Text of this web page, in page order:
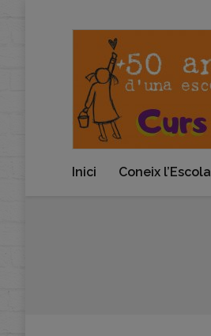
Inici Coneix l’Escola